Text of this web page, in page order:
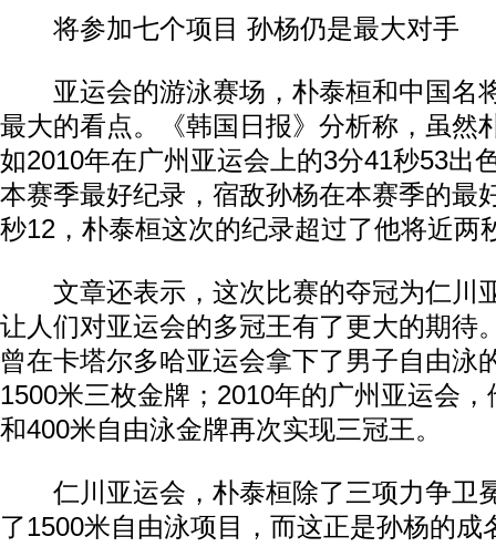
将参加七个项目 孙杨仍是最大对手
亚运会的游泳赛场，朴泰桓和中国名
最大的看点。《韩国日报》分析称，虽然
如2010年在广州亚运会上的3分41秒53出
本赛季最好纪录，宿敌孙杨在本赛季的最
秒12，朴泰桓这次的纪录超过了他将近两
文章还表示，这次比赛的夺冠为仁川亚
让人们对亚运会的多冠王有了更大的期待
曾在卡塔尔多哈亚运会拿下了男子自由泳
1500米三枚金牌；2010年的广州亚运会
和400米自由泳金牌再次实现三冠王。
仁川亚运会，朴泰桓除了三项力争卫
了1500米自由泳项目，而这正是孙杨的成